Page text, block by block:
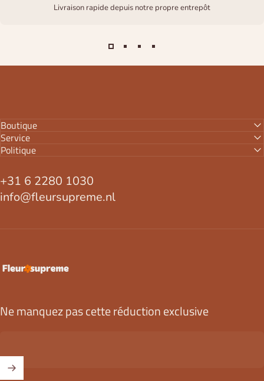
Livraison rapide depuis notre propre entrepôt
Boutique
Service
Politique
+31 6 2280 1030
info@fleursupreme.nl
FleurSupreme
Ne manquez pas cette réduction exclusive